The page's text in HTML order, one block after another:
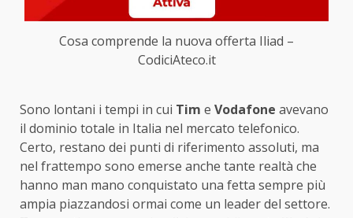
Cosa comprende la nuova offerta Iliad –
CodiciAteco.it
Sono lontani i tempi in cui Tim e Vodafone avevano
il dominio totale in Italia nel mercato telefonico.
Certo, restano dei punti di riferimento assoluti, ma
nel frattempo sono emerse anche tante realtà che
hanno man mano conquistato una fetta sempre più
ampia piazzandosi ormai come un leader del settore.